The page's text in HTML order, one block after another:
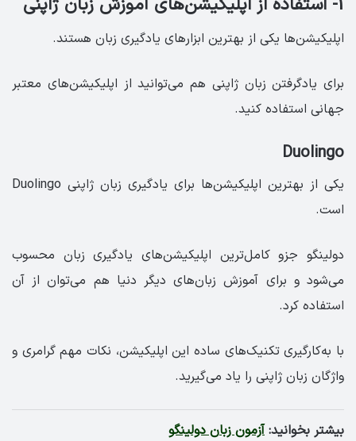
اپلیکیشن‌ها یکی از بهترین ابزارهای یادگیری زبان هستند.
برای یادگرفتن زبان ژاپنی هم می‌توانید از اپلیکیشن‌های معتبر
جهانی استفاده کنید.
Duolingo
یکی از بهترین اپلیکیشن‌ها برای یادگیری زبان ژاپنی Duolingo
است.
دولینگو جزو کامل‌ترین اپلیکیشن‌های یادگیری زبان محسوب
می‌شود و برای آموزش زبان‌های دیگر دنیا هم می‌توان از آن
استفاده کرد.
با به‌کارگیری تکنیک‌های ساده‌‌ این اپلیکیشن، نکات مهم گرامری و
واژگان زبان ژاپنی را یاد می‌گیرید.
بیشتر بخوانید:آزمون زبان دولینگو